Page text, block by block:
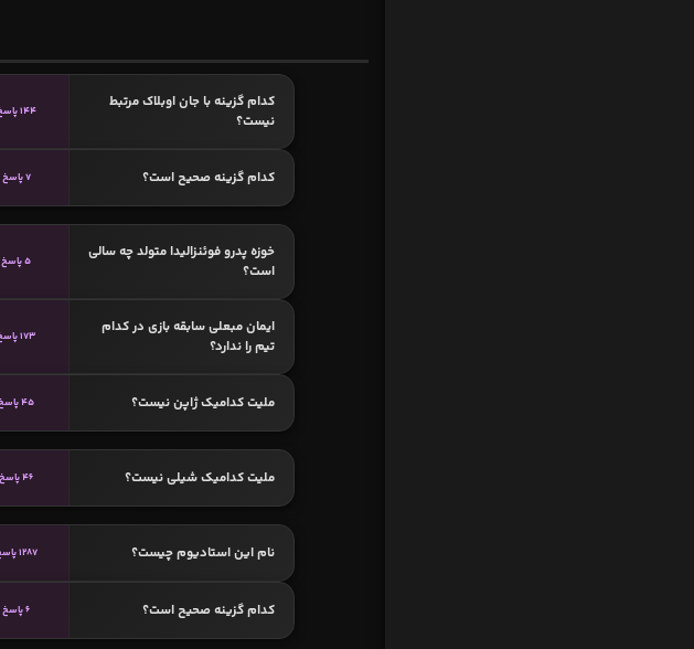
کدام گزینه با جان اوبلاک مرتبط
نیست؟
144 پاسخ
کدام گزینه صحیح است؟ 7 پاسخ
خوزه پدرو فوئنزالیدا متولد چه سالی
است؟
5 پاسخ
ایمان مبعلی سابقه بازی در کدام
تیم را ندارد؟
173 پاسخ
ملیت کدامیک ژاپن نیست؟ 45 پاسخ
ملیت کدامیک شیلی نیست؟ 46 پاسخ
نام این استادیوم چیست؟ 1287 پاسخ
کدام گزینه صحیح است؟ 6 پاسخ